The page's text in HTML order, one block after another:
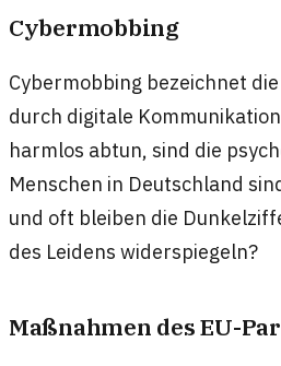
Cybermobbing
Cybermobbing bezeichnet
durch digitale
harmlos abtun, sind die
Menschen in Deutschland
und oft bleiben die
des Leidens widerspiegeln?
Maßnahmen des EU-